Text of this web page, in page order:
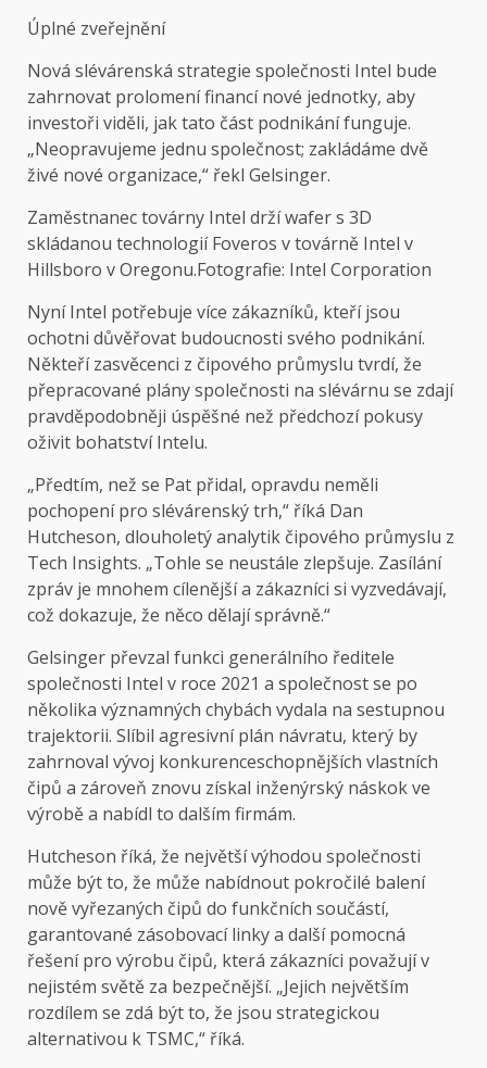
Úplné zveřejnění
Nová slévárenská strategie společnosti Intel bude
zahrnovat prolomení financí nové jednotky, aby
investoři viděli, jak tato část podnikání funguje.
„Neopravujeme jednu společnost; zakládáme dvě
živé nové organizace,“ řekl Gelsinger.
Zaměstnanec továrny Intel drží wafer s 3D
skládanou technologií Foveros v továrně Intel v
Hillsboro v Oregonu.Fotografie: Intel Corporation
Nyní Intel potřebuje více zákazníků, kteří jsou
ochotni důvěřovat budoucnosti svého podnikání.
Někteří zasvěcenci z čipového průmyslu tvrdí, že
přepracované plány společnosti na slévárnu se zdají
pravděpodobněji úspěšné než předchozí pokusy
oživit bohatství Intelu.
„Předtím, než se Pat přidal, opravdu neměli
pochopení pro slévárenský trh,“ říká Dan
Hutcheson, dlouholetý analytik čipového průmyslu z
Tech Insights. „Tohle se neustále zlepšuje. Zasílání
zpráv je mnohem cílenější a zákazníci si vyzvedávají,
což dokazuje, že něco dělají správně.“
Gelsinger převzal funkci generálního ředitele
společnosti Intel v roce 2021 a společnost se po
několika významných chybách vydala na sestupnou
trajektorii. Slíbil agresivní plán návratu, který by
zahrnoval vývoj konkurenceschopnějších vlastních
čipů a zároveň znovu získal inženýrský náskok ve
výrobě a nabídl to dalším firmám.
Hutcheson říká, že největší výhodou společnosti
může být to, že může nabídnout pokročilé balení
nově vyřezaných čipů do funkčních součástí,
garantované zásobovací linky a další pomocná
řešení pro výrobu čipů, která zákazníci považují v
nejistém světě za bezpečnější. „Jejich největším
rozdílem se zdá být to, že jsou strategickou
alternativou k TSMC,“ říká.